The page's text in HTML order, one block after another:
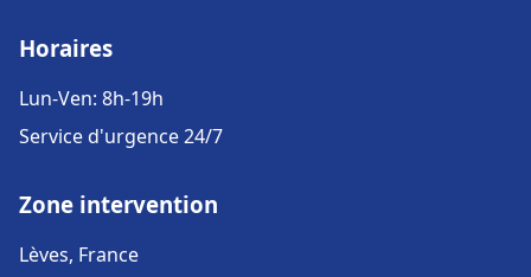
Horaires
Lun-Ven: 8h-19h
Service d'urgence 24/7
Zone intervention
Lèves, France